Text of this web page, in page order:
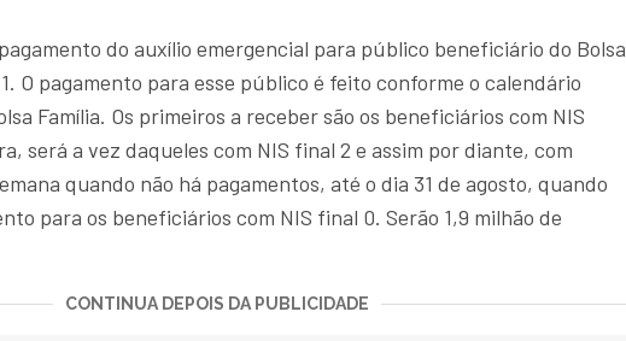
do auxílio emergencial para público beneficiário do Bolsa
O pagamento para esse público é feito conforme o calendário
Família. Os primeiros a receber são os beneficiários com NIS
será a vez daqueles com NIS final 2 e assim por diante, com
quando não há pagamentos, até o dia 31 de agosto, quando
para os beneficiários com NIS final 0. Serão 1,9 milhão de
CONTINUA DEPOIS DA PUBLICIDADE